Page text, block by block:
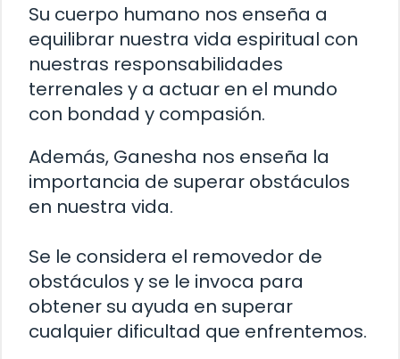
Su cuerpo humano nos enseña a
equilibrar nuestra vida espiritual con
nuestras responsabilidades
terrenales y a actuar en el mundo
con bondad y compasión.
Además, Ganesha nos enseña la
importancia de superar obstáculos
en nuestra vida.
Se le considera el removedor de
obstáculos y se le invoca para
obtener su ayuda en superar
cualquier dificultad que enfrentemos.